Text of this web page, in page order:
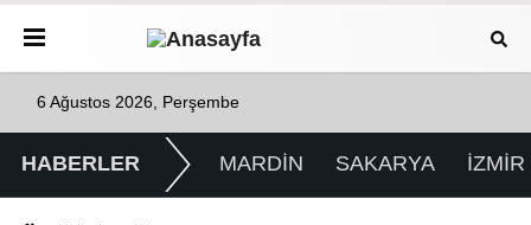
6 Ağustos 2026, Perşembe
HABERLER MARDİN SAKARYA İZMİR